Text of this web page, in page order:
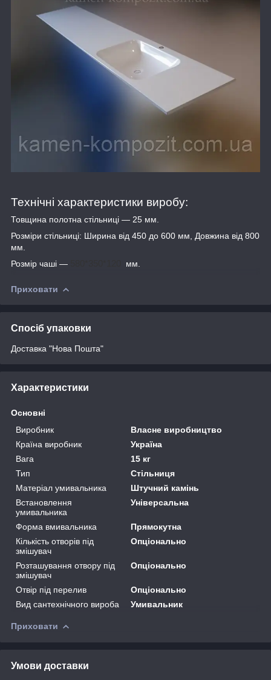
Технічні характеристики виробу:
Товщина полотна стільниці — 25 мм.
Розміри стільниці: Ширина від 450 до 600 мм, Довжина від 800
мм.
Розмір чаші —
мм.
Приховати
Спосіб упаковки
Доставка "Нова Пошта"
Характеристики
Основні
Виробник
Власне виробництво
Країна виробник
Україна
Вага
15 кг
Тип
Стільниця
Матеріал умивальника
Штучний камінь
Встановлення
умивальника
Універсальна
Форма вмивальника
Прямокутна
Кількість отворів під
змішувач
Опціонально
Розташування отвору під
змішувач
Опціонально
Отвір під перелив
Опціонально
Вид сантехнічного вироба
Умивальник
Приховати
Умови доставки